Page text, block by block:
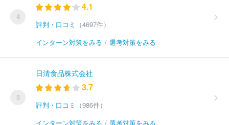
4
4.1
評判・口コミ
（4697件）
インターン対策をみる / 選考対策をみる
5
日清食品株式会社
3.7
評判・口コミ
（986件）
インターン対策をみる / 選考対策をみる